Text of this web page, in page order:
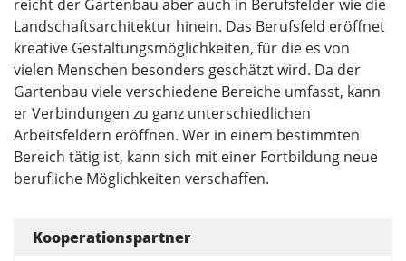
reicht der Gartenbau aber auch in Berufsfelder wie die
Landschaftsarchitektur hinein. Das Berufsfeld eröffnet
kreative Gestaltungsmöglichkeiten, für die es von
vielen Menschen besonders geschätzt wird. Da der
Gartenbau viele verschiedene Bereiche umfasst, kann
er Verbindungen zu ganz unterschiedlichen
Arbeitsfeldern eröffnen. Wer in einem bestimmten
Bereich tätig ist, kann sich mit einer Fortbildung neue
berufliche Möglichkeiten verschaffen.
Kooperationspartner